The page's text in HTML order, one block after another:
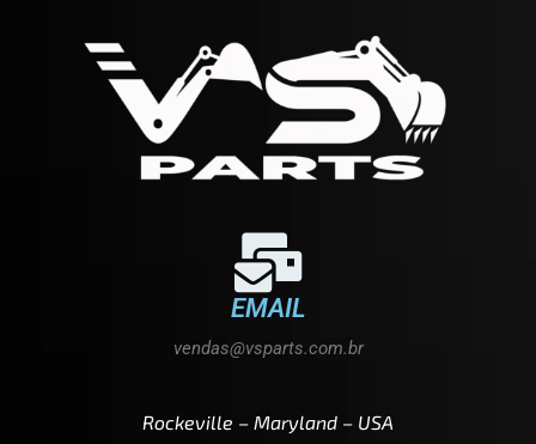
EMAIL
vendas@vsparts.com.br
Rockeville – Maryland – USA